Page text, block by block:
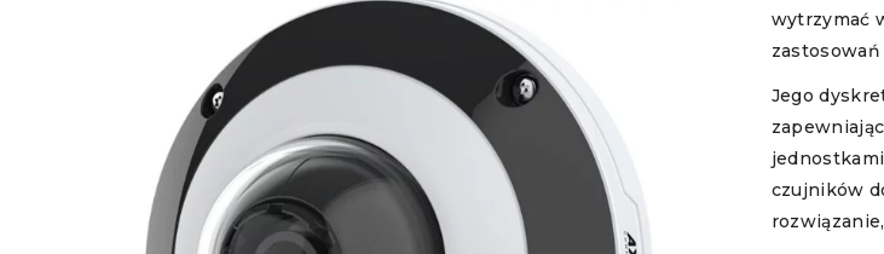
wytrzymać
Jego
jednostkami
czujników